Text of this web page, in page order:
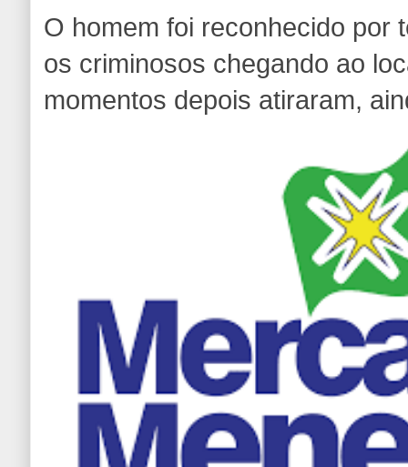
O homem foi reconhecido por
os criminosos chegando ao
momentos depois atiraram,